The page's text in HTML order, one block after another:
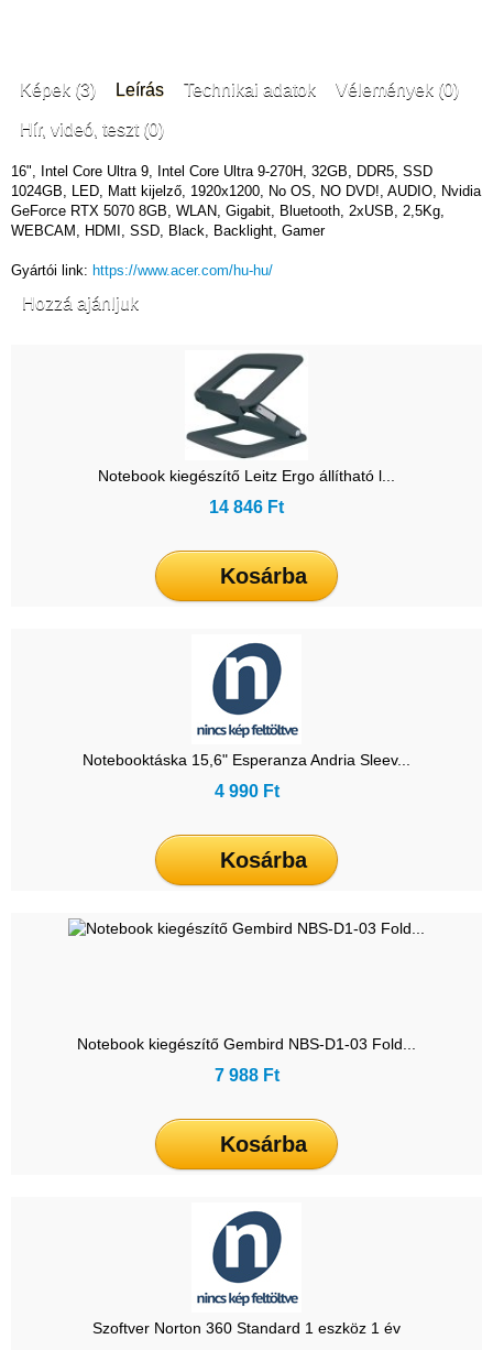
Képek (3) Leírás Technikai adatok Vélemények (0)
Hír, videó, teszt (0)
16", Intel Core Ultra 9, Intel Core Ultra 9-270H, 32GB, DDR5, SSD
1024GB, LED, Matt kijelző, 1920x1200, No OS, NO DVD!, AUDIO, Nvidia
GeForce RTX 5070 8GB, WLAN, Gigabit, Bluetooth, 2xUSB, 2,5Kg,
WEBCAM, HDMI, SSD, Black, Backlight, Gamer
Gyártói link: https://www.acer.com/hu-hu/
Hozzá ajánljuk
Notebook kiegészítő Leitz Ergo állítható l...
14 846 Ft
Kosárba
Notebooktáska 15,6" Esperanza Andria Sleev...
4 990 Ft
Kosárba
Notebook kiegészítő Gembird NBS-D1-03 Fold...
7 988 Ft
Kosárba
Szoftver Norton 360 Standard 1 eszköz 1 év